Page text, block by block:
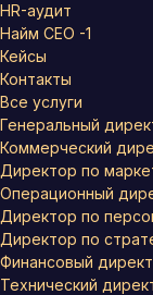
HR-аудит
Найм СЕО -1
Кейсы
Контакты
Все услуги
Генеральный
Коммерческий
Директор по
Операционный
Директор по
Директор по
Финансовый
Технический